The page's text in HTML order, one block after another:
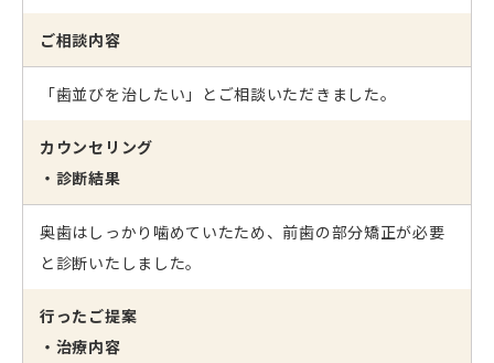
ご相談内容
「歯並びを治したい」とご相談いただきました。
カウンセリング
・診断結果
奥歯はしっかり噛めていたため、前歯の部分矯正が必要
と診断いたしました。
行ったご提案
・治療内容